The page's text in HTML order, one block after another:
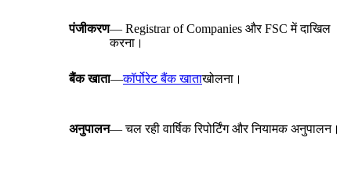
पंजीकरण— Registrar of Companies और FSC में दाखिल
करना।
बैंक खाता—कॉर्पोरेट बैंक खाताखोलना।
अनुपालन— चल रही वार्षिक रिपोर्टिंग और नियामक अनुपालन।